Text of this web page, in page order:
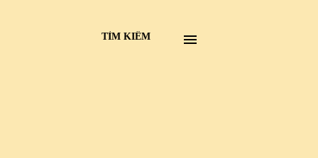
TÌM KIẾM